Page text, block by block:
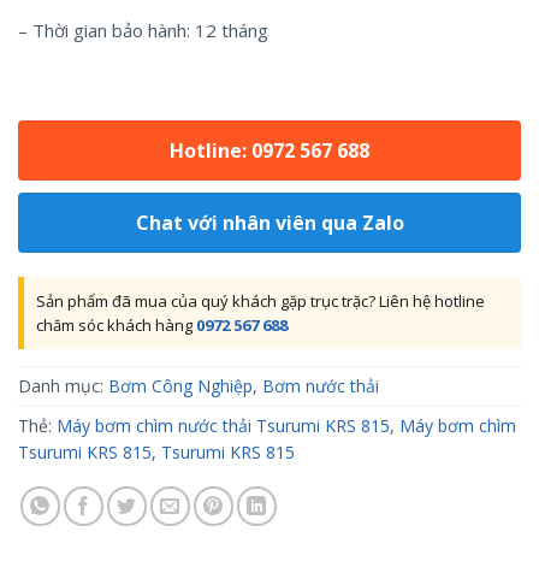
– Thời gian bảo hành: 12 tháng
Hotline: 0972 567 688
Chat với nhân viên qua Zalo
Sản phẩm đã mua của quý khách gặp trục trặc? Liên hệ hotline
chăm sóc khách hàng 0972 567 688
Danh mục: Bơm Công Nghiệp, Bơm nước thải
Thẻ: Máy bơm chìm nước thải Tsurumi KRS 815, Máy bơm chìm
Tsurumi KRS 815, Tsurumi KRS 815